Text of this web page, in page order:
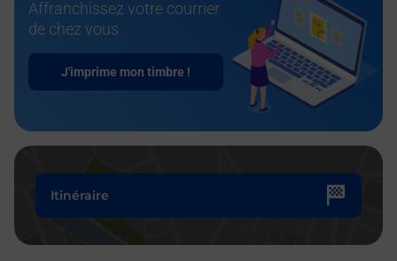
Affranchissez votre courrier
de chez vous
J'imprime mon timbre !
Itinéraire